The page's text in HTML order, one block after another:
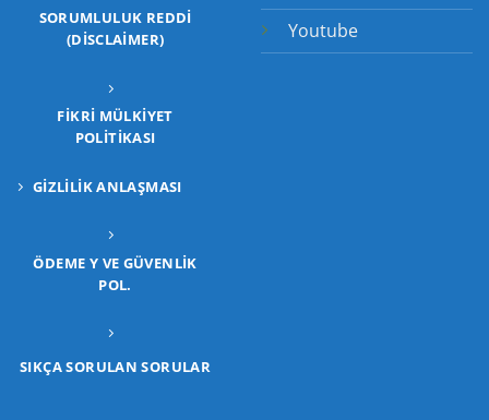
SORUMLULUK REDDI
(DISCLAIMER)
FIKRI MÜLKIYET
POLITIKASI
GIZLILIK ANLAŞMASI
ÖDEME Y VE GÜVENLIK
POL.
SIKÇA SORULAN SORULAR
Youtube